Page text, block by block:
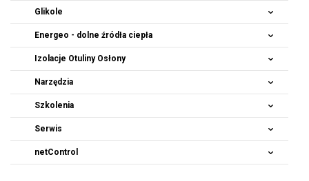
Glikole
Energeo - dolne źródła ciepła
Izolacje Otuliny Osłony
Narzędzia
Szkolenia
Serwis
netControl